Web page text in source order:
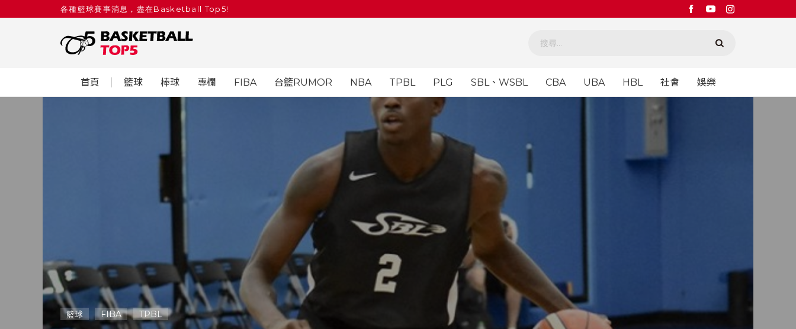
各種籃球賽事消息，盡在Basketball Top5!
首頁 籃球 棒球 專欄 FIBA 台籃RUMOR NBA TPBL PLG SBL、WSBL CBA UBA HBL 社會 娛樂
籃球 FIBA TPBL